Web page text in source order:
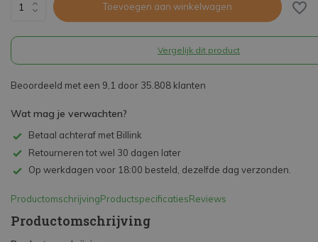
Toevoegen aan winkelwagen
Vergelijk dit product
Beoordeeld met een 9,1 door 35.808 klanten
Wat mag je verwachten?
Betaal achteraf met Billink
Retourneren tot wel 30 dagen later
Op werkdagen voor 18:00 besteld, dezelfde dag verzonden.
ProductomschrijvingProductspecificatiesReviews
Productomschrijving